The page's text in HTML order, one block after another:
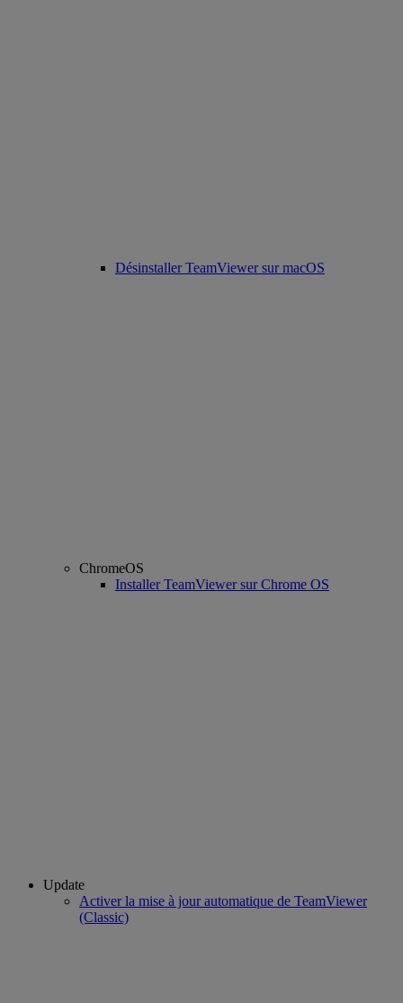
Désinstaller TeamViewer sur macOS
ChromeOS
Installer TeamViewer sur Chrome OS
Update
Activer la mise à jour automatique de TeamViewer
(Classic)